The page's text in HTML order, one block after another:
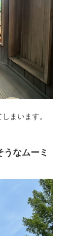
まいます。
なムーミ